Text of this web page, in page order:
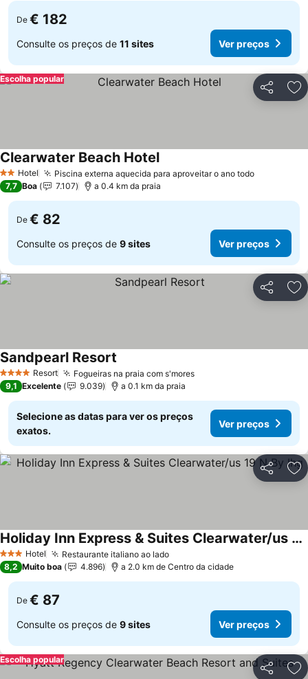
De € 182
Consulte os preços de 11 sites Ver preços
Partilhar
Escolha popular
2 Estrelas
Hotel Piscina externa aquecida para aproveitar o ano todo
Clearwater Beach Hotel
7,7 Boa 7.107 a 0.4 km da praia
De € 82
Consulte os preços de 9 sites Ver preços
Partilhar
4 EstrelasResort Fogueiras na praia com s'mores
Sandpearl Resort
9,1 Excelente 9.039 a 0.1 km da praia
Selecione as datas para ver os preços
exatos.
Ver preços
Partilhar
3 EstrelasHotel Restaurante italiano ao lado
Holiday Inn Express & Suites Clearwater/us 19 N By Ihg
8,2 Muito boa 4.896 a 2.0 km de Centro da cidade
De € 87
Consulte os preços de 9 sites Ver preços
Partilhar
Escolha popular